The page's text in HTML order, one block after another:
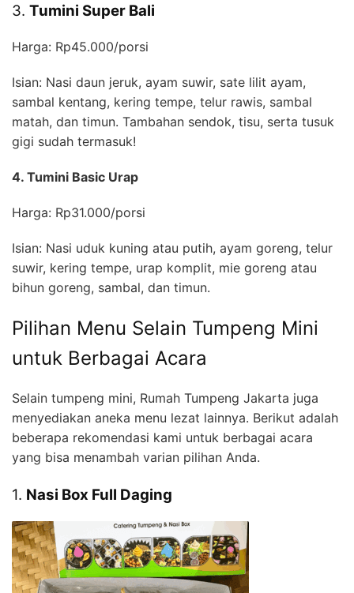
3. Tumini Super Bali
Harga: Rp45.000/porsi
Isian: Nasi daun jeruk, ayam suwir, sate lilit ayam,
sambal kentang, kering tempe, telur rawis, sambal
matah, dan timun. Tambahan sendok, tisu, serta tusuk
gigi sudah termasuk!
4. Tumini Basic Urap
Harga: Rp31.000/porsi
Isian: Nasi uduk kuning atau putih, ayam goreng, telur
suwir, kering tempe, urap komplit, mie goreng atau
bihun goreng, sambal, dan timun.
Pilihan Menu Selain Tumpeng Mini
untuk Berbagai Acara
Selain tumpeng mini, Rumah Tumpeng Jakarta juga
menyediakan aneka menu lezat lainnya. Berikut adalah
beberapa rekomendasi kami untuk berbagai acara
yang bisa menambah varian pilihan Anda.
1. Nasi Box Full Daging